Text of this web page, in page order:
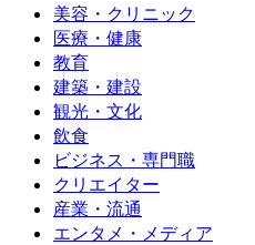
美容・クリニック
医療・健康
教育
建築・建設
観光・文化
飲食
ビジネス・専門職
クリエイター
産業・流通
エンタメ・メディア